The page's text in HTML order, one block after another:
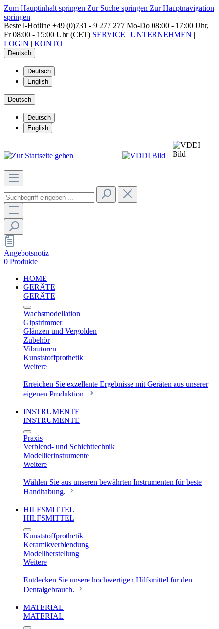
Zum Hauptinhalt springen Zur Suche springen Zur Hauptnavigation
springen
Bestell-Hotline +49 (0)731 - 9 277 277 Mo-Do 08:00 - 17:00 Uhr,
Fr 08:00 - 15:00 Uhr (CET) SERVICE | UNTERNEHMEN |
LOGIN | KONTO
Deutsch
Deutsch
English
Deutsch
Deutsch
English
Angebotsnotiz
0 Produkte
HOME
GERÄTE
GERÄTE
Wachsmodellation
Gipstrimmer
Glänzen und Vergolden
Zubehör
Vibratoren
Kunststoffprothetik
Weitere
Erreichen Sie exzellente Ergebnisse mit Geräten aus unserer
eigenen Produktion.
INSTRUMENTE
INSTRUMENTE
Praxis
Verblend- und Schichttechnik
Modellierinstrumente
Weitere
Wählen Sie aus unseren bewährten Instrumenten für beste
Handhabung.
HILFSMITTEL
HILFSMITTEL
Kunststoffprothetik
Keramikverblendung
Modellherstellung
Weitere
Entdecken Sie unsere hochwertigen Hilfsmittel für den
Dentalgebrauch.
MATERIAL
MATERIAL